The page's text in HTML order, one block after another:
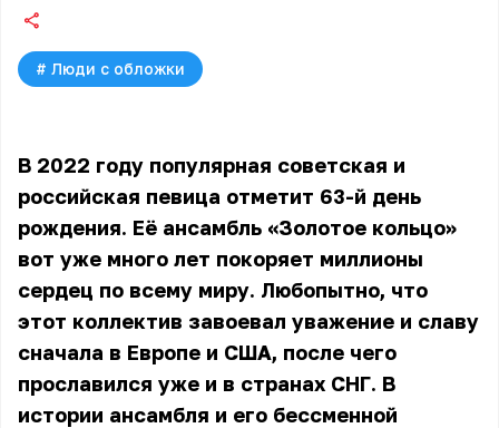
# Люди с обложки
В 2022 году популярная советская и
российская певица отметит 63-й день
рождения. Её ансамбль «Золотое кольцо»
вот уже много лет покоряет миллионы
сердец по всему миру. Любопытно, что
этот коллектив завоевал уважение и славу
сначала в Европе и США, после чего
прославился уже и в странах СНГ. В
истории ансамбля и его бессменной